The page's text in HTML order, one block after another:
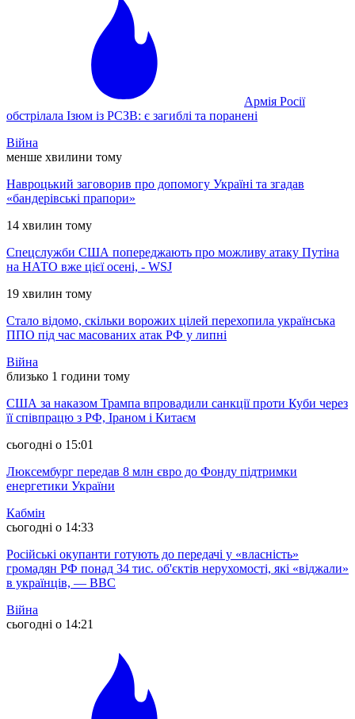
Армія Росії
обстрілала Ізюм із РСЗВ: є загиблі та поранені
Війна
менше хвилини тому
Навроцький заговорив про допомогу Україні та згадав
«бандерівські прапори»
14 хвилин тому
Спецслужби США попереджають про можливу атаку Путіна
на НАТО вже цієї осені, - WSJ
19 хвилин тому
Стало відомо, скільки ворожих цілей перехопила українська
ППО під час масованих атак РФ у липні
Війна
близько 1 години тому
США за наказом Трампа впровадили санкції проти Куби через
її співпрацю з РФ, Іраном і Китаєм
сьогодні о 15:01
Люксембург передав 8 млн євро до Фонду підтримки
енергетики України
Кабмін
сьогодні о 14:33
Російські окупанти готують до передачі у «власність»
громадян РФ понад 34 тис. об'єктів нерухомості, які «віджали»
в українців, — ВВС
Війна
сьогодні о 14:21